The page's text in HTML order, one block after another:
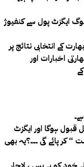
ایگزٹ پول سے کنفیوژ
کے انتخابی نتائج پر
اخبارات اور
قبول ہوگا اور ایگزٹ
“ کر پائے گی ۔۔۔؟یہ بھی